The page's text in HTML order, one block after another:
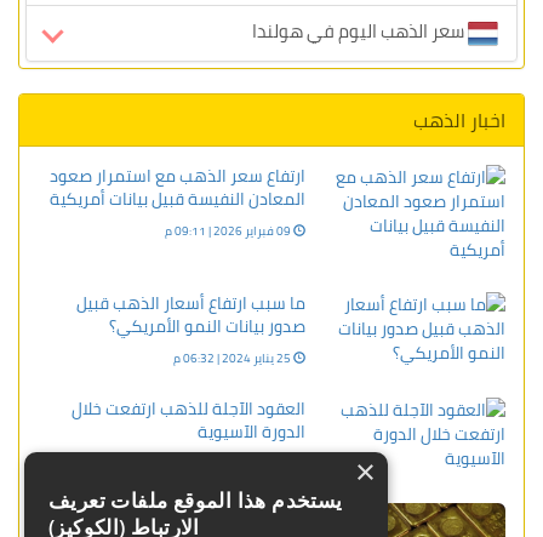
سعر الذهب اليوم في هولندا
اخبار الذهب
ارتفاع سعر الذهب مع استمرار صعود
المعادن النفيسة قبيل بيانات أمريكية
ما سبب ارتفاع أسعار الذهب قبيل
صدور بيانات النمو الأمريكي؟
العقود الآجلة للذهب ارتفعت خلال
الدورة الآسيوية
رهانات جريئة على 20,000 دولار.. هل
×
يستخدم هذا الموقع ملفات تعريف
الارتباط (الكوكيز)